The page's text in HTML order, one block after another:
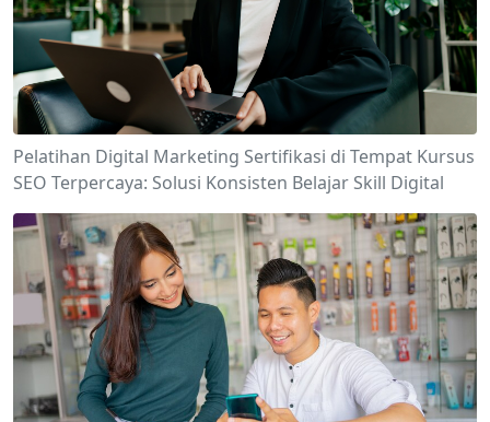
Pelatihan Digital Marketing Sertifikasi di Tempat Kursus
SEO Terpercaya: Solusi Konsisten Belajar Skill Digital